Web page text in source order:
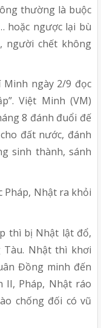
thường là buộc
hoặc ngược lại bù
người chết không
ngày 2/9 đọc
Việt Minh (VM)
8 đánh đuổi đế
đất nước, đánh
sinh thành, sánh
Pháp, Nhật ra khỏi
thì bị Nhật lật đổ,
Tàu. Nhật thì khơi
Đồng minh đến
II, Pháp, Nhật ráo
chống đối có vũ